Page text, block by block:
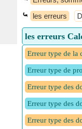
⤿ les erreurs
les erreurs
Erreur type de la
Erreur type de
Erreur type des
Erreur type des
Erreur type des